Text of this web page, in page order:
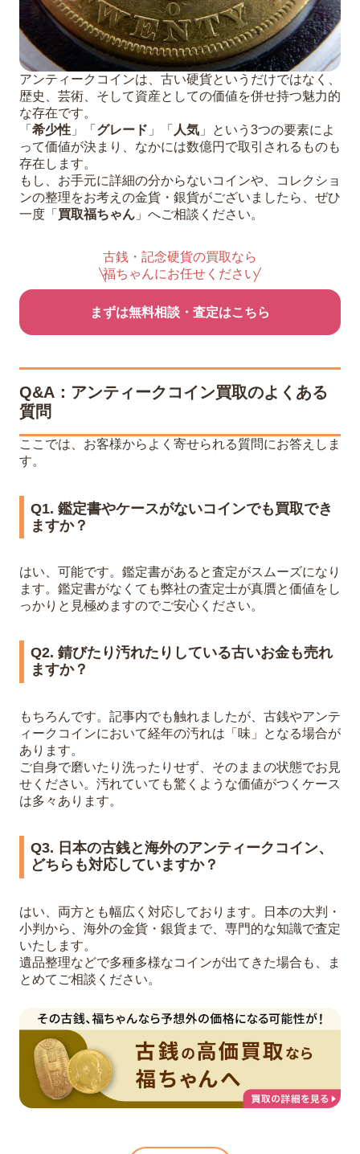
アンティークコインは、古い硬貨というだけではなく、
歴史、芸術、そして資産としての価値を併せ持つ魅力的
な存在です。
「 希少性 」「 グレード 」「 人気 」という3つの要素によ
って価値が決まり、なかには数億円で取引されるものも
存在します。
もし、お手元に詳細の分からないコインや、コレクショ
ンの整理をお考えの金貨・銀貨がございましたら、ぜひ
一度「 買取福ちゃん 」へご相談ください。
古銭・記念硬貨の買取なら
福ちゃんにお任せください
まずは無料相談・査定はこちら
Q&A：アンティークコイン買取のよくある
質問
ここでは、お客様からよく寄せられる質問にお答えしま
す。
Q1. 鑑定書やケースがないコインでも買取でき
ますか？
はい、可能です。鑑定書があると査定がスムーズになり
ます。鑑定書がなくても弊社の査定士が真贋と価値をし
っかりと見極めますのでご安心ください。
Q2. 錆びたり汚れたりしている古いお金も売れ
ますか？
もちろんです。記事内でも触れましたが、古銭やアンテ
ィークコインにおいて経年の汚れは「味」となる場合が
あります。
ご自身で磨いたり洗ったりせず、そのままの状態でお見
せください。汚れていても驚くような価値がつくケース
は多々あります。
Q3. 日本の古銭と海外のアンティークコイン、
どちらも対応していますか？
はい、両方とも幅広く対応しております。日本の大判・
小判から、海外の金貨・銀貨まで、専門的な知識で査定
いたします。
遺品整理などで多種多様なコインが出てきた場合も、ま
とめてご相談ください。